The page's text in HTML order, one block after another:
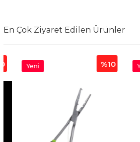
En Çok Ziyaret Edilen Ürünler
%10
Yeni
Yeni